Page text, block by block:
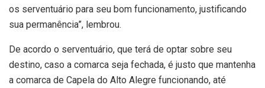
os serventuário para seu bom funcionamento, justificando
sua permanência”, lembrou.
De acordo o serventuário, que terá de optar sobre seu
destino, caso a comarca seja fechada, é justo que mantenha
a comarca de Capela do Alto Alegre funcionando, até